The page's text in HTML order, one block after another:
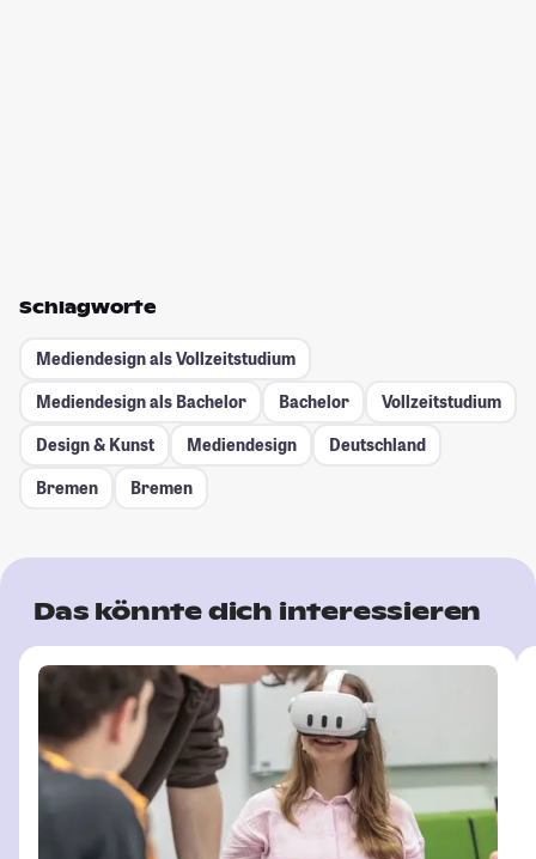
Schlagworte
Mediendesign als Vollzeitstudium
Mediendesign als Bachelor
Bachelor
Vollzeitstudium
Design & Kunst
Mediendesign
Deutschland
Bremen
Bremen
Das könnte dich interessieren